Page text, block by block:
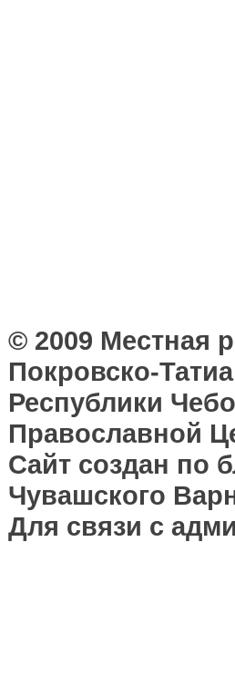
© 2009 Местная
Покровско-
Республики
Православной
Сайт создан по
Чувашского
Для связи с